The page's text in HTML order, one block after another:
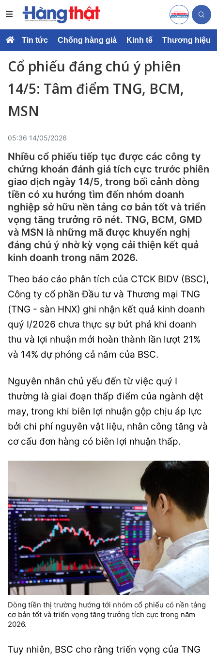
Tin tức Chống hàng giả Kinh tế Thương hiệu
Cổ phiếu đáng chú ý phiên
14/5: Tâm điểm TNG, BCM,
MSN
05:36 14/05/2026
Nhiều cổ phiếu tiếp tục được các công ty
chứng khoán đánh giá tích cực trước phiên
giao dịch ngày 14/5, trong bối cảnh dòng
tiền có xu hướng tìm đến nhóm doanh
nghiệp sở hữu nền tảng cơ bản tốt và triển
vọng tăng trưởng rõ nét. TNG, BCM, GMD
và MSN là những mã được khuyến nghị
đáng chú ý nhờ kỳ vọng cải thiện kết quả
kinh doanh trong năm 2026.
Theo báo cáo phân tích của CTCK BIDV (BSC),
Công ty cổ phần Đầu tư và Thương mại TNG
(TNG - sàn HNX) ghi nhận kết quả kinh doanh
quý I/2026 chưa thực sự bứt phá khi doanh
thu và lợi nhuận mới hoàn thành lần lượt 21%
và 14% dự phóng cả năm của BSC.
Nguyên nhân chủ yếu đến từ việc quý I
thường là giai đoạn thấp điểm của ngành dệt
may, trong khi biên lợi nhuận gộp chịu áp lực
bởi chi phí nguyên vật liệu, nhân công tăng và
cơ cấu đơn hàng có biên lợi nhuận thấp.
Dòng tiền thị trường hướng tới nhóm cổ phiếu có nền tảng
cơ bản tốt và triển vọng tăng trưởng tích cực trong năm
2026.
Tuy nhiên, BSC cho rằng triển vọng của TNG